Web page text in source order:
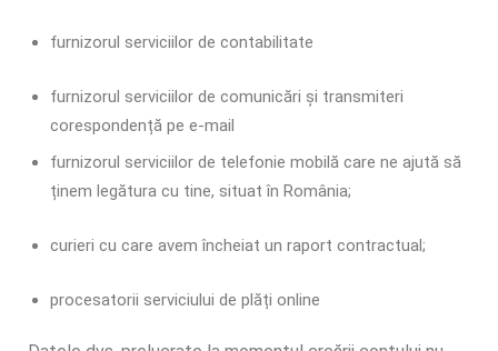
furnizorul serviciilor de contabilitate
furnizorul serviciilor de comunicări și transmiteri
corespondență pe e-mail
furnizorul serviciilor de telefonie mobilă care ne ajută să
ținem legătura cu tine, situat în România;
curieri cu care avem încheiat un raport contractual;
procesatorii serviciului de plăți online